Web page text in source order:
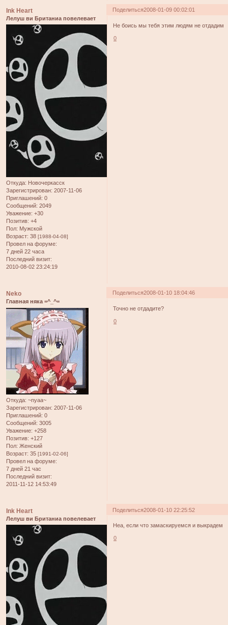
Поделиться2008-01-09 00:02:01
Ink Heart
Лелуш ви Британиа повелевает
Откуда: Новочеркасск
Зарегистрирован: 2007-11-06
Приглашений: 0
Сообщений: 2049
Уважение: +30
Позитив: +4
Пол: Мужской
Возраст: 38 [1988-04-08]
Провел на форуме:
7 дней 22 часа
Последний визит:
2010-08-02 23:24:19
Не боись мы тебя этим людям не отдадим
0
Поделиться2008-01-10 18:04:46
Neko
Главная няка =^_^=
Откуда: ~nyaa~
Зарегистрирован: 2007-11-06
Приглашений: 0
Сообщений: 3005
Уважение: +258
Позитив: +127
Пол: Женский
Возраст: 35 [1991-02-06]
Провел на форуме:
7 дней 21 час
Последний визит:
2011-11-12 14:53:49
Точно не отдадите?
0
Поделиться2008-01-10 22:25:52
Ink Heart
Лелуш ви Британиа повелевает
Неа, если что замаскируемся и выкрадем
0